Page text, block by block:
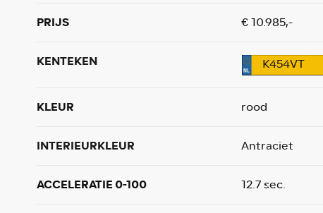
PRIJS € 10.985,-
KENTEKEN K454VT
KLEUR rood
INTERIEURKLEUR Antraciet
ACCELERATIE 0-100 12.7 sec.